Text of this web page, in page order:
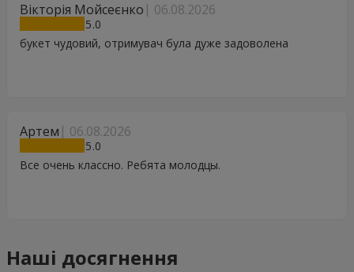
Вікторія Мойсеєнко 06.08.2026
5
букет чудовий, отримувач була дуже задоволена
Артем 06.08.2026
5
Все очень классно. Ребята молодцы.
Наші досягнення